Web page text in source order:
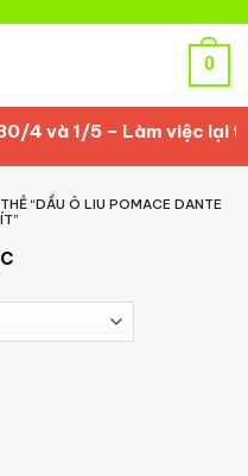
0
4 và 1/5 – Làm việc lại
“DẦU Ô LIU POMACE DANTE